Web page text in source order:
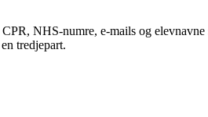
NHS-numre, e-mails og
tredjepart.